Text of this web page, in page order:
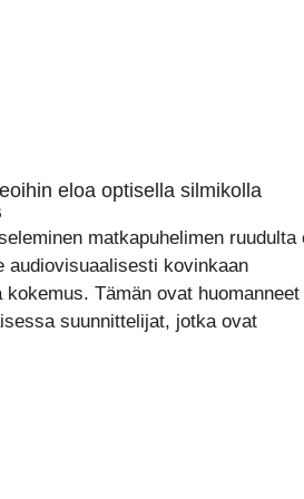
eloa optisella silmikolla
matkapuhelimen ruudulta
audiovisuaalisesti kovinkaan
kokemus. Tämän ovat huomanneet
suunnittelijat, jotka ovat